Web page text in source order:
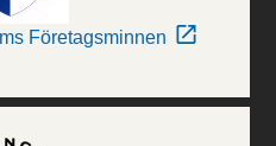
Företagsminnen